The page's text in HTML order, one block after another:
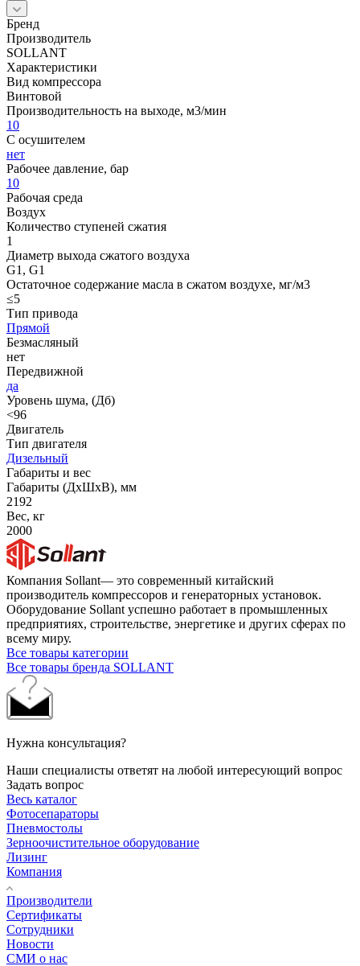
Бренд
Производитель
SOLLANT
Характеристики
Вид компрессора
Винтовой
Производительность на выходе, м3/мин
10
С осушителем
нет
Рабочее давление, бар
10
Рабочая среда
Воздух
Количество ступеней сжатия
1
Диаметр выхода сжатого воздуха
G1, G1
Остаточное содержание масла в сжатом воздухе, мг/м3
≤5
Тип привода
Прямой
Безмасляный
нет
Передвижной
да
Уровень шума, (Дб)
<96
Двигатель
Тип двигателя
Дизельный
Габариты и вес
Габариты (ДхШхВ), мм
2192
Вес, кг
2000
Компания Sollant— это современный китайский
производитель компрессоров и генераторных установок.
Оборудование Sollant успешно работает в промышленных
предприятиях, строительстве, энергетике и других сферах по
всему миру.
Все товары категории
Все товары бренда SOLLANT
Нужна консультация?
Наши специалисты ответят на любой интересующий вопрос
Задать вопрос
Весь каталог
Фотосепараторы
Пневмостолы
Зерноочистительное оборудование
Лизинг
Компания
Производители
Сертификаты
Сотрудники
Новости
СМИ о нас